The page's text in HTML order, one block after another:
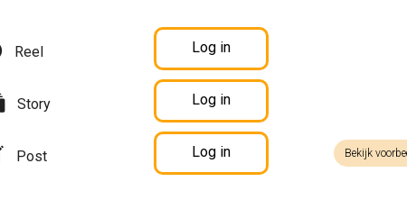
Reel Log in
Story Log in
Post Log in Bekijk